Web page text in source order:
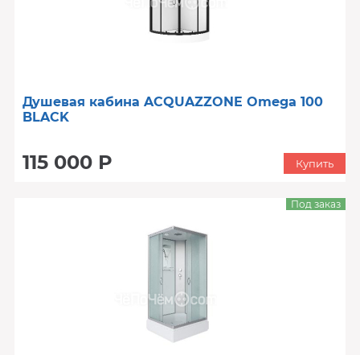
Душевая кабина ACQUAZZONE Omega 100
BLACK
115 000 Р Купить
Под заказ